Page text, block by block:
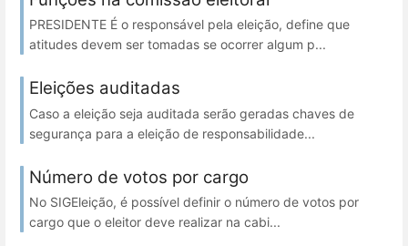
PRESIDENTE É o responsável pela eleição, define que
atitudes devem ser tomadas se ocorrer algum p...
Eleições auditadas
Caso a eleição seja auditada serão geradas chaves de
segurança para a eleição de responsabilidade...
Número de votos por cargo
No SIGEleição, é possível definir o número de votos por
cargo que o eleitor deve realizar na cabi...